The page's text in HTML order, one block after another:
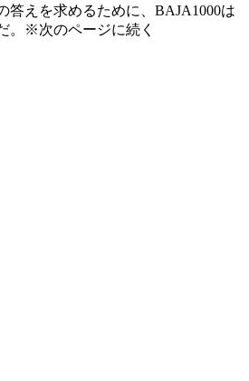
答えを求めるために、BAJA1000は
。※次のページに続く